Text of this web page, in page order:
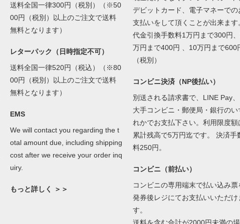
送料全国一律300円（税別）（※50
00円（税別）以上のご注文で送料
無料となります）
レターパック（日時指定不可）
送料全国一律520円（税込）（※80
00円（税別）以上のご注文で送料
無料となります）
EMS
We will contact you regarding the t
otal amount due, including shipping
cost after we receive your order inq
uiry.
もっと詳しく ＞＞
デビットカード、電子マネーでの
支払いをして頂くことが出来ます
代金引換手数料1万円まで300円
万円まで400円 、10万円まで600
（税別）
コンビニ決済（NP後払い）
別送される請求書で、LINE Pay、
大手コンビニ・郵便局・銀行のい
れかでお支払下さい。利用限度額
累計残高で5万円迄です。 決済手
料250円。
コンビニ（前払い）
コンビニの専用端末で払い込み票
発券後レジにてお支払いいただけ
す。